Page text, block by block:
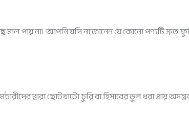
পায় না। আপনি যদি না জানেন যে কোনো পণ্যটি দ্রুত
দ্বারা ছোটখাটো চুরি বা হিসাবের ভুল ধরা প্রায়